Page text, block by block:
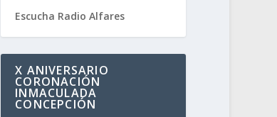
Escucha Radio Alfares
X ANIVERSARIO
CORONACIÓN
INMACULADA
CONCEPCIÓN